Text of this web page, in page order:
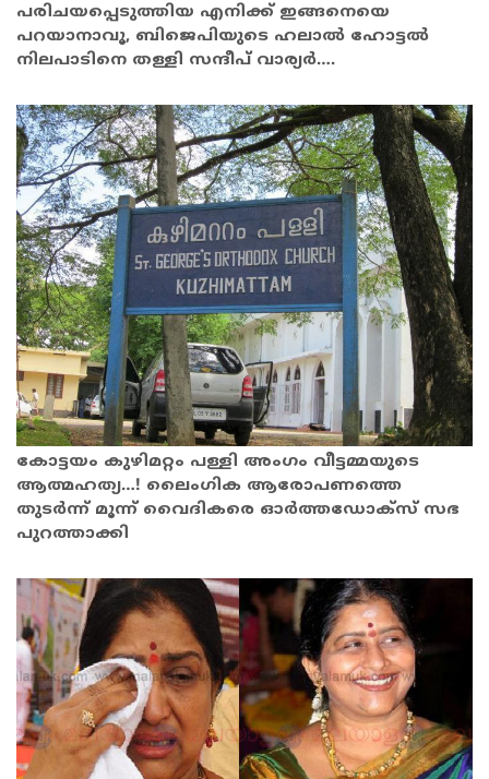
പരിചയപ്പെടുത്തിയ എനിക്ക് ഇങ്ങനെയെ
പറയാനാവൂ, ബിജെപിയുടെ ഹലാൽ ഹോട്ടൽ
നിലപാടിനെ തള്ളി സന്ദീപ് വാര്യർ….
കോട്ടയം കുഴിമറ്റം പള്ളി അംഗം വീട്ടമ്മയുടെ
ആത്മഹത്യ…! ലെെംഗിക ആരോപണത്തെ
തുടർന്ന് മൂന്ന് വെെദികരെ ഓർത്തഡോക്‌സ് സഭ
പുറത്താക്കി